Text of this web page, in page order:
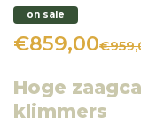
on sale
€859,00
Hoge
klimmers